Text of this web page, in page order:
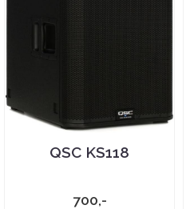
QSC KS118
700,-